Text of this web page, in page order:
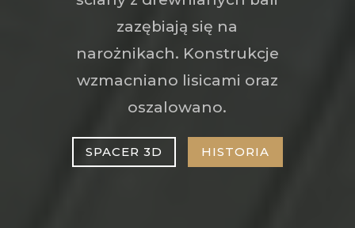
zazębiają się na
narożnikach. Konstrukcje
wzmacniano lisicami oraz
oszalowano.
SPACER 3D HISTORIA